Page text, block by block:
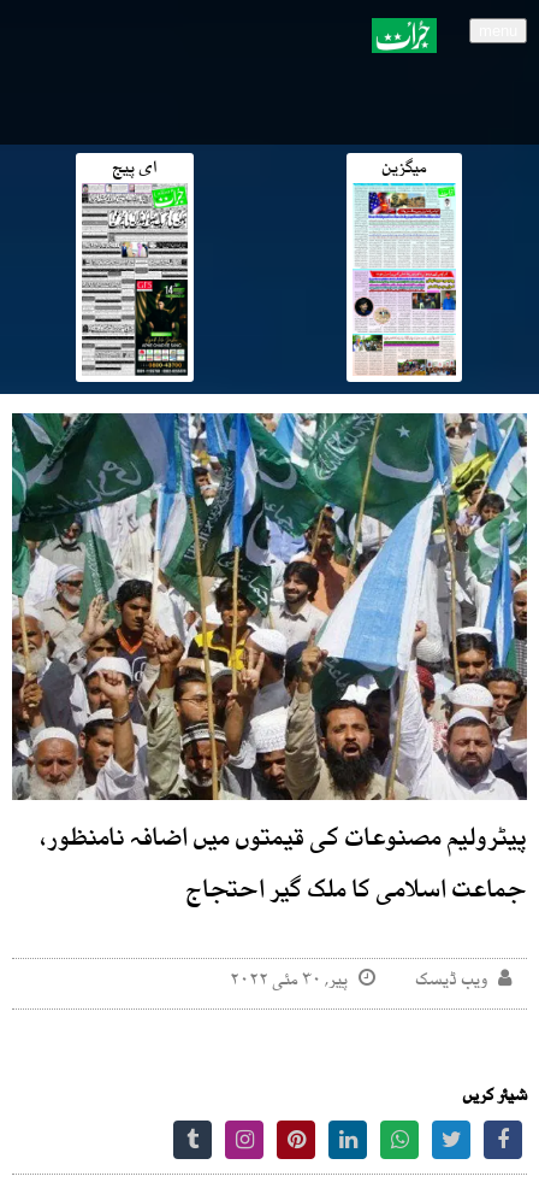
میگزین ای پیج
پیٹرولیم مصنوعات کی قیمتوں میں اضافہ نامنظور،
جماعت اسلامی کا ملک گیر احتجاج
ویب ڈیسک پیر, ۳۰ مئی ۲۰۲۲
شیئر کریں